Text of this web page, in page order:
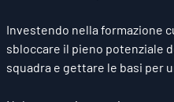
Investendo nella formazione
sbloccare il pieno potenziale
squadra e gettare le basi per